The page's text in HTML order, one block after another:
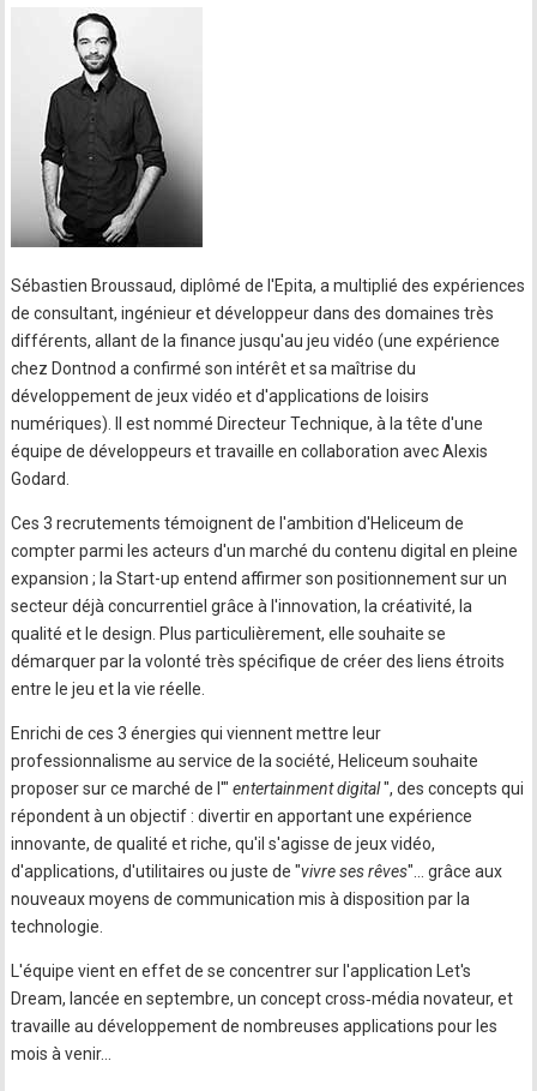
Sébastien Broussaud, diplômé de l'Epita, a multiplié des expériences
de consultant, ingénieur et développeur dans des domaines très
différents, allant de la finance jusqu'au jeu vidéo (une expérience
chez Dontnod a confirmé son intérêt et sa maîtrise du
développement de jeux vidéo et d'applications de loisirs
numériques). Il est nommé Directeur Technique, à la tête d'une
équipe de développeurs et travaille en collaboration avec Alexis
Godard.
Ces 3 recrutements témoignent de l'ambition d'Heliceum de
compter parmi les acteurs d'un marché du contenu digital en pleine
expansion ; la Start-up entend affirmer son positionnement sur un
secteur déjà concurrentiel grâce à l'innovation, la créativité, la
qualité et le design. Plus particulièrement, elle souhaite se
démarquer par la volonté très spécifique de créer des liens étroits
entre le jeu et la vie réelle.
Enrichi de ces 3 énergies qui viennent mettre leur
professionnalisme au service de la société, Heliceum souhaite
proposer sur ce marché de l'" entertainment digital", des concepts qui
répondent à un objectif : divertir en apportant une expérience
innovante, de qualité et riche, qu'il s'agisse de jeux vidéo,
d'applications, d'utilitaires ou juste de "vivre ses rêves"… grâce aux
nouveaux moyens de communication mis à disposition par la
technologie.
L'équipe vient en effet de se concentrer sur l'application Let's
Dream, lancée en septembre, un concept cross‐média novateur, et
travaille au développement de nombreuses applications pour les
mois à venir…